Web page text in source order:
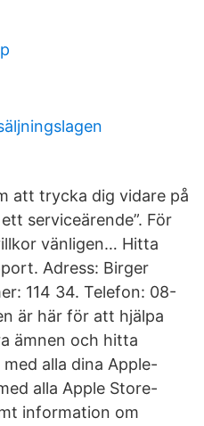
att trycka dig vidare på
serviceärende”. För
vänligen… Hitta
Adress: Birger
114 34. Telefon: 08-
är här för att hjälpa
ämnen och hitta
alla dina Apple-
alla Apple Store-
information om